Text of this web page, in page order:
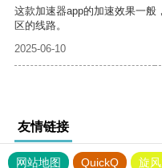
这款加速器app的加速效果一般
区的线路。
2025-06-10
友情链接
网站地图 QuickQ 旋